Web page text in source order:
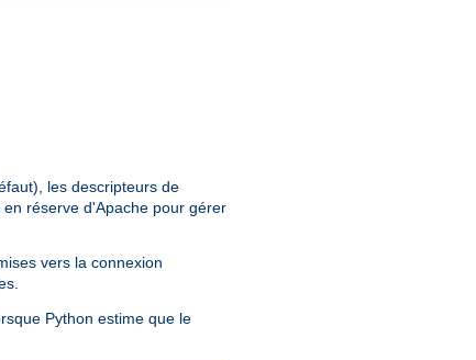
les descripteurs de
réserve d'Apache pour gérer
vers la connexion
Python estime que le